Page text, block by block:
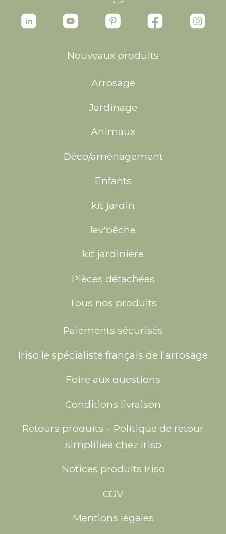
Nouveaux produits
Arrosage
Jardinage
Animaux
Déco/aménagement
Enfants
kit jardin
lev'bêche
kit jardiniere
Pièces détachées
Tous nos produits
Paiements sécurisés
Iriso le spécialiste français de l'arrosage
Foire aux questions
Conditions livraison
Retours produits – Politique de retour
simplifiée chez Iriso
Notices produits Iriso
CGV
Mentions légales